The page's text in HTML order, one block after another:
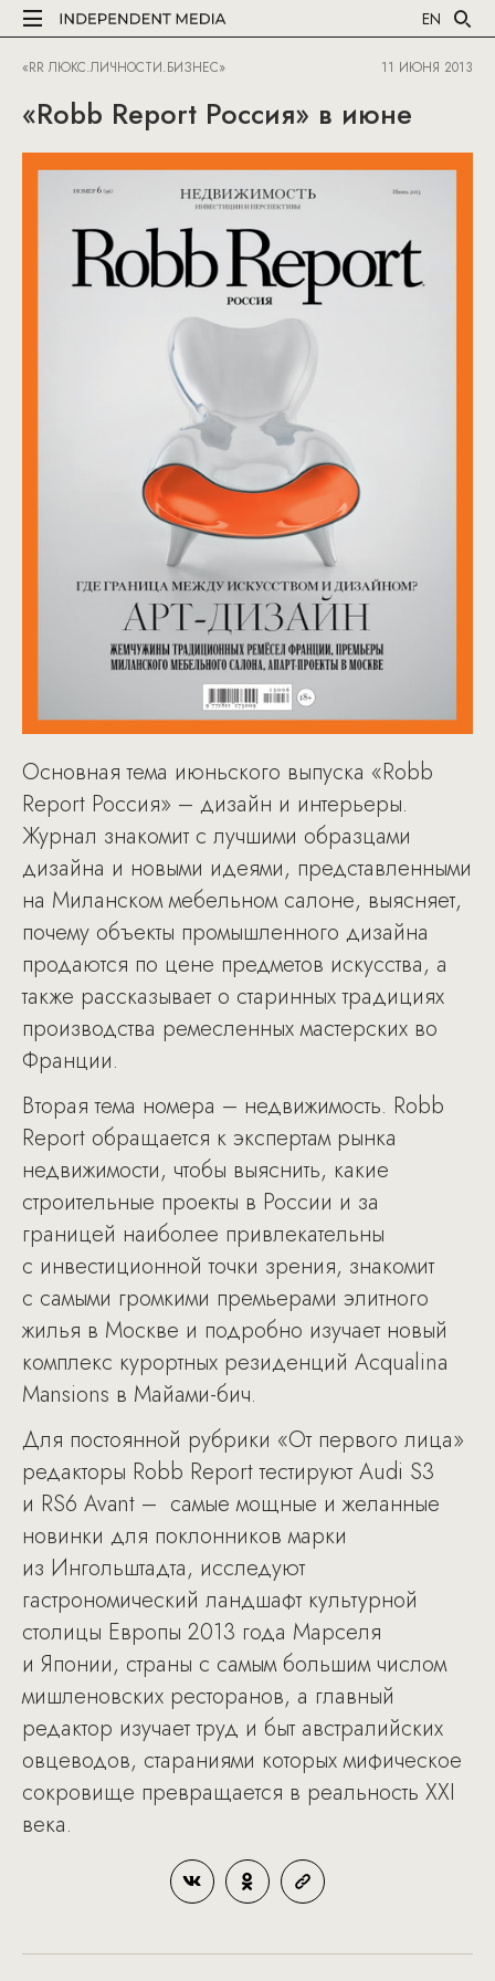
EN
«RR ЛЮКС.ЛИЧНОСТИ.БИЗНЕС» 11 ИЮНЯ 2013
«Robb Report Россия» в июне
Основная тема июньского выпуска «Robb
Report Россия» – дизайн и интерьеры.
Журнал знакомит с лучшими образцами
дизайна и новыми идеями, представленными
на Миланском мебельном салоне, выясняет,
почему объекты промышленного дизайна
продаются по цене предметов искусства, а
также рассказывает о старинных традициях
производства ремесленных мастерских во
Франции.
Вторая тема номера – недвижимость. Robb
Report обращается к экспертам рынка
недвижимости, чтобы выяснить, какие
строительные проекты в России и за
границей наиболее привлекательны
с инвестиционной точки зрения, знакомит
с самыми громкими премьерами элитного
жилья в Москве и подробно изучает новый
комплекс курортных резиденций Aсqualina
Mansions в Майами-бич.
Для постоянной рубрики «От первого лица»
редакторы Robb Report тестируют Audi S3
и RS6 Avant – самые мощные и желанные
новинки для поклонников марки
из Ингольштадта, исследуют
гастрономический ландшафт культурной
столицы Европы 2013 года Марселя
и Японии, страны с самым большим числом
мишленовских ресторанов, а главный
редактор изучает труд и быт австралийских
овцеводов, стараниями которых мифическое
сокровище превращается в реальность XXI
века.